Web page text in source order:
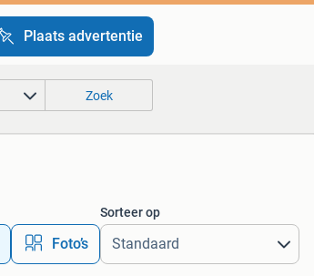
Plaats advertentie
Zoek
Foto’s
Sorteer op